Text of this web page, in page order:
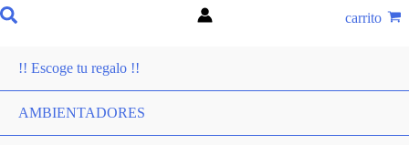
carrito
!! Escoge tu regalo !!
AMBIENTADORES